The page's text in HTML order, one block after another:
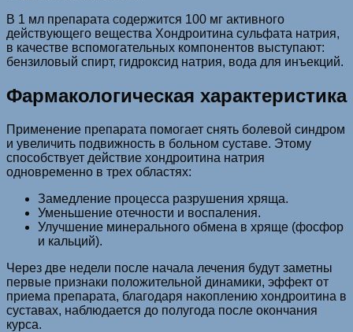
В 1 мл препарата содержится 100 мг активного
действующего вещества Хондроитина сульфата натрия,
в качестве вспомогательных компонентов выступают:
бензиловый спирт, гидроксид натрия, вода для инъекций.
Фармакологическая характеристика
Применение препарата помогает снять болевой синдром
и увеличить подвижность в больном суставе. Этому
способствует действие хондроитина натрия
одновременно в трех областях:
Замедление процесса разрушения хряща.
Уменьшение отечности и воспаления.
Улучшение минерального обмена в хряще (фосфор
и кальций).
Через две недели после начала лечения будут заметны
первые признаки положительной динамики, эффект от
приема препарата, благодаря накоплению хондроитина в
суставах, наблюдается до полугода после окончания
курса.